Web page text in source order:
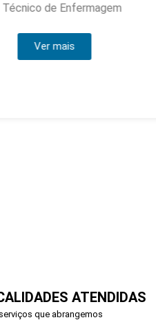
Enfermagem
ATENDIDAS
que abrangemos